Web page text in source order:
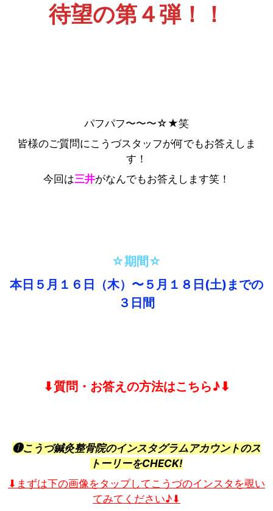
待望の第４弾！！
パフパフ〜〜〜☆★笑
皆様のご質問にこうづスタッフが何でもお答えしま
す！
今回は三井がなんでもお答えします笑！
☆期間☆
本日５月１６日（木）〜５月１８日(土)までの
３日間
⬇︎質問・お答えの方法はこちら♪⬇︎
❶こうづ鍼灸整骨院のインスタグラムアカウントのス
トーリーをCHECK!
⬇︎まずは下の画像をタップしてこうづのインスタを覗い
てみてください♪⬇︎